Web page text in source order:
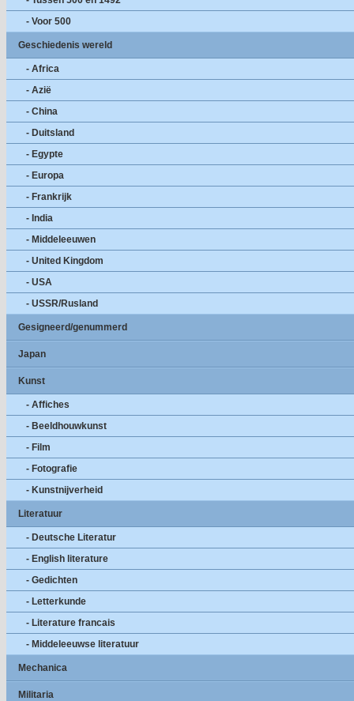
- Voor 500
Geschiedenis wereld
- Africa
- Azië
- China
- Duitsland
- Egypte
- Europa
- Frankrijk
- India
- Middeleeuwen
- United Kingdom
- USA
- USSR/Rusland
Gesigneerd/genummerd
Japan
Kunst
- Affiches
- Beeldhouwkunst
- Film
- Fotografie
- Kunstnijverheid
Literatuur
- Deutsche Literatur
- English literature
- Gedichten
- Letterkunde
- Literature francais
- Middeleeuwse literatuur
Mechanica
Militaria